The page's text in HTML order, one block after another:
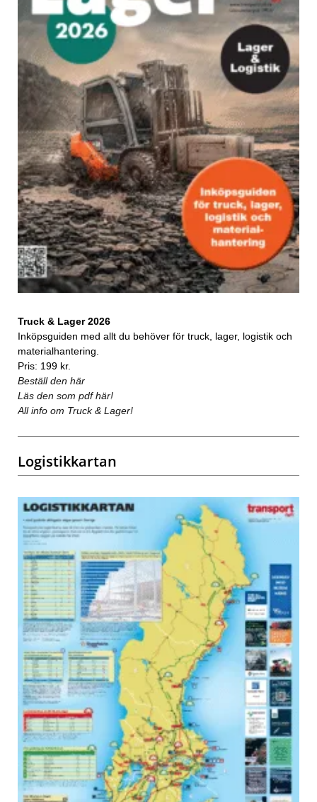
Truck & Lager 2026
Inköpsguiden med allt du behöver för truck, lager, logistik och
materialhantering.
Pris: 199 kr.
Beställ den här
Läs den som pdf här!
All info om Truck & Lager!
Logistikkartan